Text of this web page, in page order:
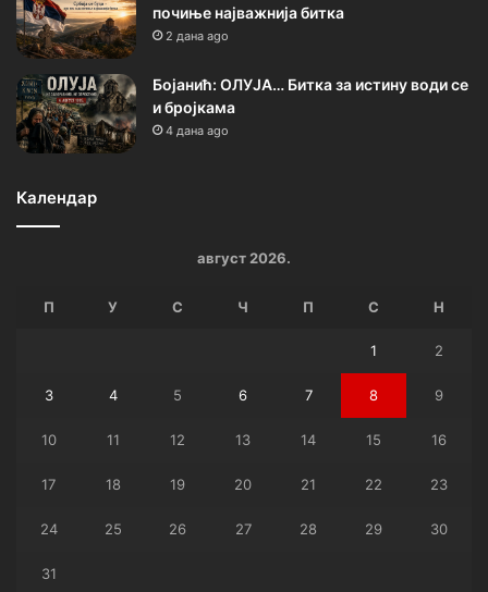
почиње најважнија битка
2 дана ago
Бојанић: ОЛУЈА… Битка за истину води се
и бројкама
4 дана ago
Календар
август 2026.
П У С Ч П С Н
1 2
3 4 5 6 7 8 9
10 11 12 13 14 15 16
17 18 19 20 21 22 23
24 25 26 27 28 29 30
31